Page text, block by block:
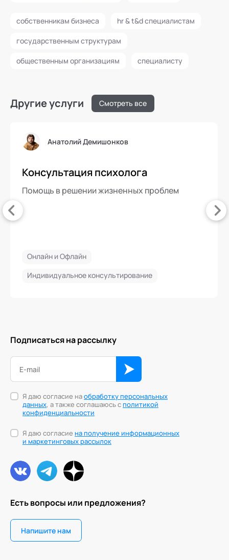
собственникам бизнеса hr & t&d специалистам
государственным структурам
общественным организациям специалисту
Другие услуги Смотреть все
Анатолий Демишонков
Консультация психолога
Помощь в решении жизненных проблем
Онлайн и Офлайн
Индивидуальное консультирование
Есть вопросы или предложения?
Напишите нам
Подписаться на рассылку
Я даю согласие наобработку персональных
данных, а также соглашаюсь сполитикой
конфиденциальности
Я даю согласие на получение информационных
и маркетинговых рассылок